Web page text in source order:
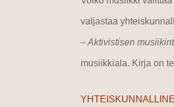
valjastaa
– Aktivistisen
musiikkiala. Kirja on